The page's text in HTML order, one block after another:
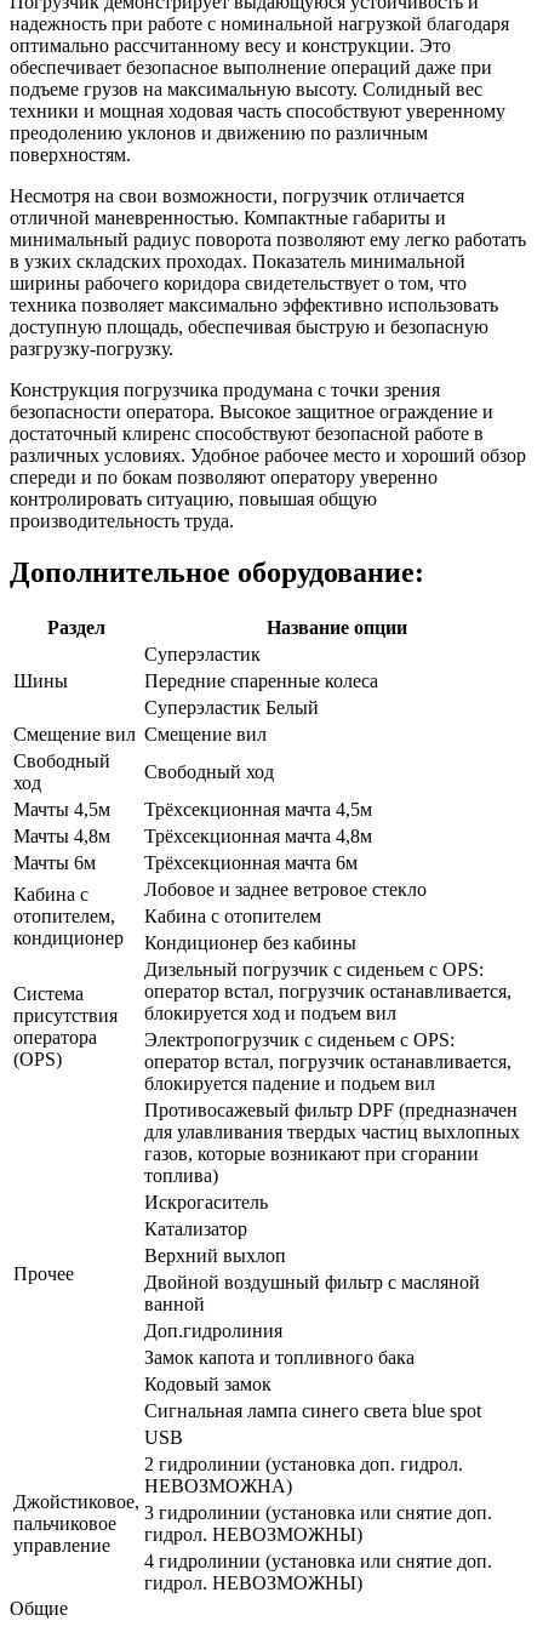
надежность при работе с номинальной нагрузкой благодаря
оптимально рассчитанному весу и конструкции. Это
обеспечивает безопасное выполнение операций даже при
подъеме грузов на максимальную высоту. Солидный вес
техники и мощная ходовая часть способствуют уверенному
преодолению уклонов и движению по различным
поверхностям.
Несмотря на свои возможности, погрузчик отличается
отличной маневренностью. Компактные габариты и
минимальный радиус поворота позволяют ему легко работать
в узких складских проходах. Показатель минимальной
ширины рабочего коридора свидетельствует о том, что
техника позволяет максимально эффективно использовать
доступную площадь, обеспечивая быструю и безопасную
разгрузку-погрузку.
Конструкция погрузчика продумана с точки зрения
безопасности оператора. Высокое защитное ограждение и
достаточный клиренс способствуют безопасной работе в
различных условиях. Удобное рабочее место и хороший обзор
спереди и по бокам позволяют оператору уверенно
контролировать ситуацию, повышая общую
производительность труда.
Дополнительное оборудование:
Раздел Название опции
Шины
Суперэластик
Передние спаренные колеса
Суперэластик Белый
Смещение вил Смещение вил
Свободный
ход
Свободный ход
Мачты 4,5м
Трёхсекционная мачта 4,5м
Мачты 4,8м
Трёхсекционная мачта 4,8м
Мачты 6м
Трёхсекционная мачта 6м
Кабина с
отопителем,
кондиционер
Лобовое и заднее ветровое стекло
Кабина с отопителем
Кондиционер без кабины
Система
присутствия
оператора
(OPS)
Дизельный погрузчик с сиденьем с OPS:
оператор встал, погрузчик останавливается,
блокируется ход и подъем вил
Электропогрузчик с сиденьем с OPS:
оператор встал, погрузчик останавливается,
блокируется падение и подьем вил
Прочее
Противосажевый фильтр DPF (предназначен
для улавливания твердых частиц выхлопных
газов, которые возникают при сгорании
топлива)
Искрогаситель
Катализатор
Верхний выхлоп
Двойной воздушный фильтр с масляной
ванной
Доп.гидролиния
Замок капота и топливного бака
Кодовый замок
Сигнальная лампа синего света blue spot
USB
Джойстиковое,
пальчиковое
управление
2 гидролинии (установка доп. гидрол.
НЕВОЗМОЖНА)
3 гидролинии (установка или снятие доп.
гидрол. НЕВОЗМОЖНЫ)
4 гидролинии (установка или снятие доп.
гидрол. НЕВОЗМОЖНЫ)
Общие